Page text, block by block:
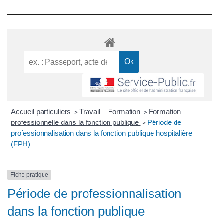
Accueil particuliers > Travail – Formation > Formation
professionnelle dans la fonction publique > Période de
professionnalisation dans la fonction publique hospitalière
(FPH)
Fiche pratique
Période de professionnalisation
dans la fonction publique